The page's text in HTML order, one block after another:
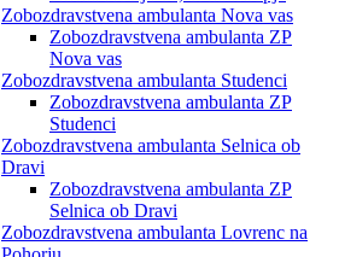
Zobozdravstvena ambulanta Nova vas
Zobozdravstvena ambulanta ZP
Nova vas
Zobozdravstvena ambulanta Studenci
Zobozdravstvena ambulanta ZP
Studenci
Zobozdravstvena ambulanta Selnica ob
Dravi
Zobozdravstvena ambulanta ZP
Selnica ob Dravi
Zobozdravstvena ambulanta Lovrenc na